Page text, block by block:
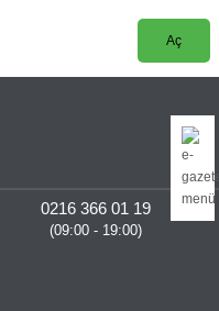
Aç
0216 366 01 19
(09:00 - 19:00)